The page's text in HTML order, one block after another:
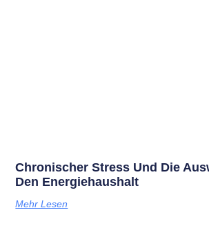
Chronischer Stress Und Die
Den Energiehaushalt
Mehr Lesen